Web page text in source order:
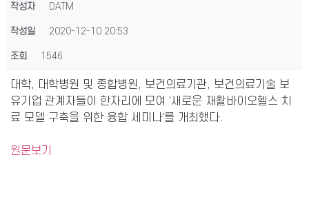
작성자 DATM
작성일 2020-12-10 20:53
조회 1546
대학, 대학병원 및 종합병원, 보건의료기관, 보건의료기술 보
유기업 관계자들이 한자리에 모여 '새로운 재활바이오헬스 치
료 모델 구축을 위한 융합 세미나'를 개최했다.
원문보기